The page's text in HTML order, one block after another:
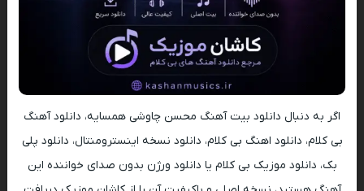
اگر به دنبال دانلود بیت آهنگ محسن چاوشی همسایه، دانلود آهنگ
بی کلام، دانلود اهنگ بی کلام، دانلود نسخه اینسترومنتال، دانلود پلی
بک، دانلود موزیک بی کلام یا دانلود ورژن بدون صدای خواننده این